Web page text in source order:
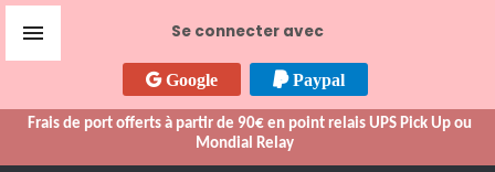
Se connecter avec
Google Paypal
Frais de port offerts à partir de 90€ en point relais UPS Pick Up ou
Mondial Relay
